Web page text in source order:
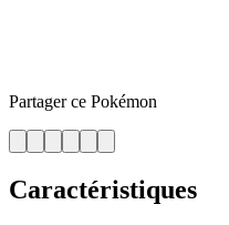
Partager ce Pokémon
Caractéristiques